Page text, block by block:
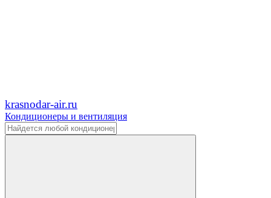
krasnodar-air.ru
Кондиционеры и вентиляция